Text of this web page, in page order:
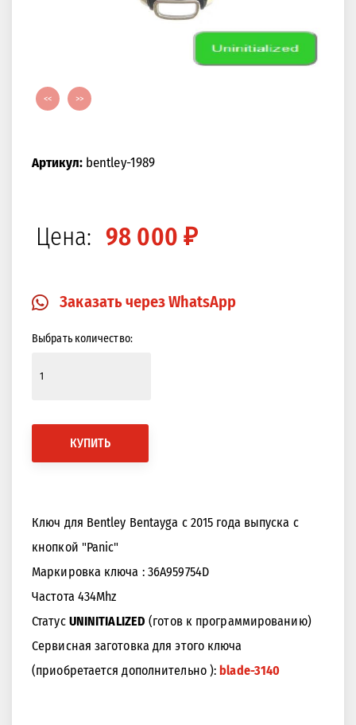
<< >>
Артикул:bentley-1989
Цена: 98 000 ₽
Заказать через WhatsApp
Выбрать количество:
КУПИТЬ
Ключ для Bentley Bentayga с 2015 года выпуска с
кнопкой "Panic"
Маркировка ключа : 36A959754D
Частота 434Mhz
Статус UNINITIALIZED (готов к программированию)
Сервисная заготовка для этого ключа
(приобретается дополнительно ):blade-3140